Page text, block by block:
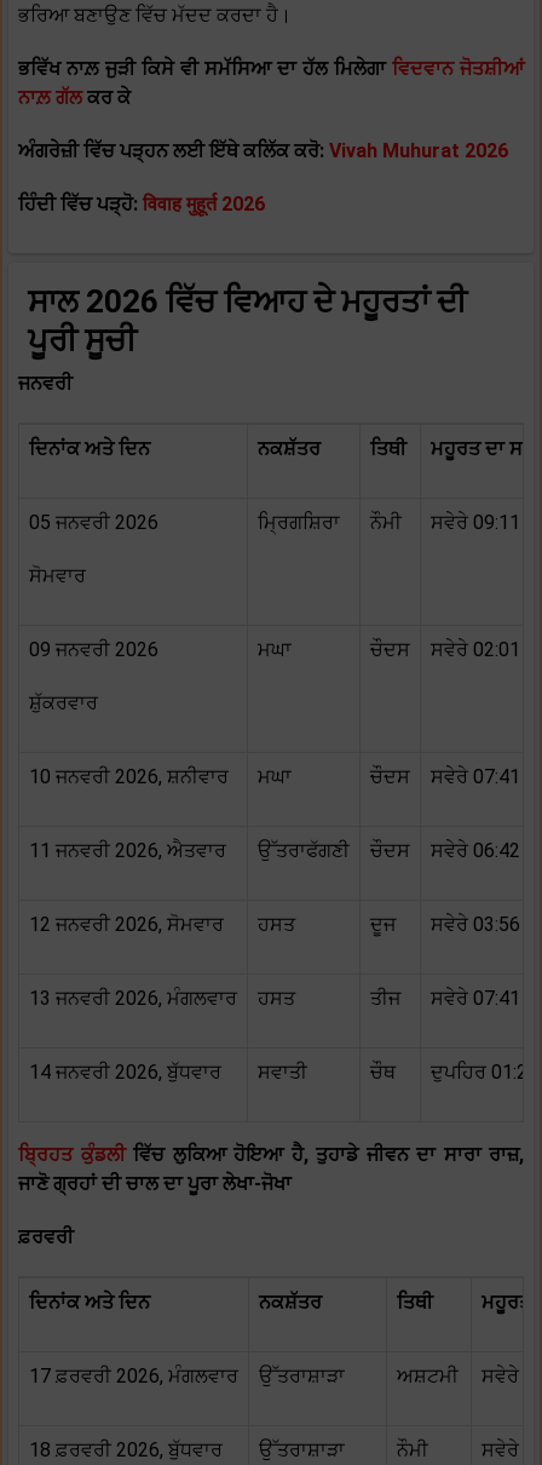
ਭਰਿਆ ਬਣਾਉਣ ਵਿੱਚ ਮੱਦਦ ਕਰਦਾ ਹੈ।
ਭਵਿੱਖ ਨਾਲ਼ ਜੁੜੀ ਕਿਸੇ ਵੀ ਸਮੱਸਿਆ ਦਾ ਹੱਲ ਮਿਲੇਗਾ ਵਿਦਵਾਨ ਜੋਤਸ਼ੀਆਂ
ਨਾਲ਼ ਗੱਲਕਰ ਕੇ
ਅੰਗਰੇਜ਼ੀ ਵਿੱਚ ਪੜ੍ਹਨ ਲਈ ਇੱਥੇ ਕਲਿੱਕ ਕਰੋ: Vivah Muhurat 2026
ਹਿੰਦੀ ਵਿੱਚ ਪੜ੍ਹੋ: विवाह मुहूर्त 2026
ਸਾਲ 2026 ਵਿੱਚ ਵਿਆਹ ਦੇ ਮਹੂਰਤਾਂ ਦੀ
ਪੂਰੀ ਸੂਚੀ
ਜਨਵਰੀ
ਦਿਨਾਂਕ ਅਤੇ ਦਿਨ ਨਕਸ਼ੱਤਰ ਤਿਥੀ ਮਹੂਰਤ ਦਾ ਸਮਾਂ
05 ਜਨਵਰੀ 2026
ਸੋਮਵਾਰ
ਮ੍ਰਿਗਸ਼ਿਰਾ ਨੌਮੀ ਸਵੇਰੇ 09:11
09 ਜਨਵਰੀ 2026
ਸ਼ੁੱਕਰਵਾਰ
ਮਘਾ ਚੌਦਸ ਸਵੇਰੇ 02:01
10 ਜਨਵਰੀ 2026, ਸ਼ਨੀਵਾਰ ਮਘਾ ਚੌਦਸ ਸਵੇਰੇ 07:41
11 ਜਨਵਰੀ 2026, ਐਤਵਾਰ ਉੱਤਰਾਫੱਗਣੀ ਚੌਦਸ ਸਵੇਰੇ 06:42
12 ਜਨਵਰੀ 2026, ਸੋਮਵਾਰ ਹਸਤ ਦੂਜ ਸਵੇਰੇ 03:56
13 ਜਨਵਰੀ 2026, ਮੰਗਲਵਾਰ ਹਸਤ ਤੀਜ ਸਵੇਰੇ 07:41
14 ਜਨਵਰੀ 2026, ਬੁੱਧਵਾਰ ਸਵਾਤੀ ਚੌਥ ਦੁਪਹਿਰ
ਬ੍ਰਿਹਤ ਕੁੰਡਲੀ ਵਿੱਚ ਲੁਕਿਆ ਹੋਇਆ ਹੈ, ਤੁਹਾਡੇ ਜੀਵਨ ਦਾ ਸਾਰਾ ਰਾਜ਼,
ਜਾਣੋ ਗ੍ਰਹਾਂ ਦੀ ਚਾਲ ਦਾ ਪੂਰਾ ਲੇਖਾ-ਜੋਖਾ
ਫ਼ਰਵਰੀ
ਦਿਨਾਂਕ ਅਤੇ ਦਿਨ ਨਕਸ਼ੱਤਰ ਤਿਥੀ ਮਹੂਰਤ
17 ਫ਼ਰਵਰੀ 2026, ਮੰਗਲਵਾਰ ਉੱਤਰਾਸ਼ਾੜਾ ਅਸ਼ਟਮੀ ਸਵੇਰੇ
18 ਫ਼ਰਵਰੀ 2026, ਬੁੱਧਵਾਰ ਉੱਤਰਾਸ਼ਾੜਾ ਨੌਮੀ ਸਵੇਰੇ